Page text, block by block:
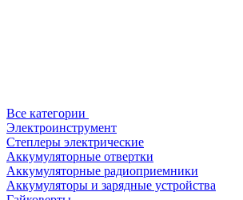
Все категории
Электроинструмент
Степлеры электрические
Аккумуляторные отвертки
Аккумуляторные радиоприемники
Аккумуляторы и зарядные устройства